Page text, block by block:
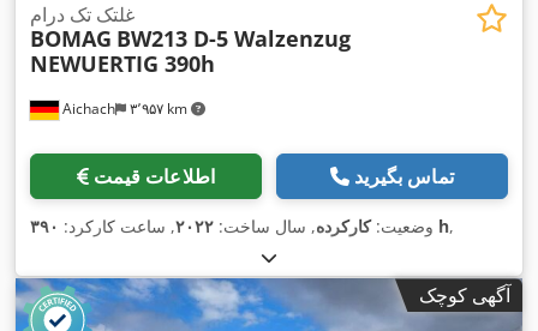
Aichach ۳٬۹۵۷ km
غلتک تک درام
BOMAG BW213 D-5 Walzenzug
NEWUERTIG 390h
اطلاعات قیمت تماس بگیرید
وضعیت:کارکرده, سال ساخت: ۲۰۲۲, ساعت کارکرد: ۳۹۰ h,
آگهی کوچک